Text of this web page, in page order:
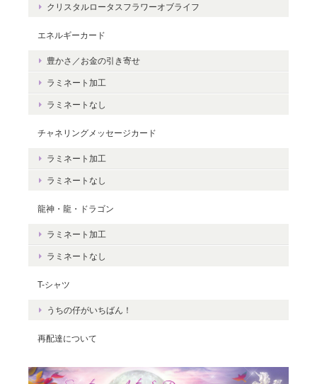
2020/06/09
な気持ちになりました。＾＾ 早速お札入れに入れて願いを込めま
しますね。 この度は本当にどうもありがとうございました。
無事にお手元に届き、安心いたしまし
クリスタルロータスフラワーオブライフ
エネルギーカード
豊かさ／お金の引き寄せ
ラミネート加工
ラミネートなし
チャネリングメッセージカード
ラミネート加工
ラミネートなし
龍神・龍・ドラゴン
ラミネート加工
ラミネートなし
T-シャツ
うちの仔がいちばん！
再配達について